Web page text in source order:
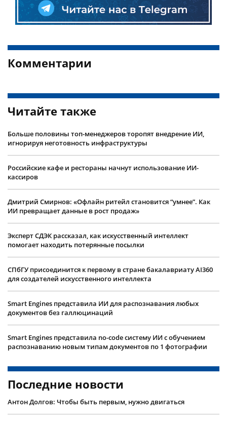
Комментарии
Читайте также
Больше половины топ-менеджеров торопят внедрение ИИ,
игнорируя неготовность инфраструктуры
Российские кафе и рестораны начнут использование ИИ-
кассиров
Дмитрий Смирнов: «Офлайн ритейл становится “умнее”. Как
ИИ превращает данные в рост продаж»
Эксперт СДЭК рассказал, как искусственный интеллект
помогает находить потерянные посылки
СПбГУ присоединится к первому в стране бакалавриату AI360
для создателей искусственного интеллекта
Smart Engines представила ИИ для распознавания любых
документов без галлюцинаций
Smart Engines представила no-code систему ИИ с обучением
распознаванию новым типам документов по 1 фотографии
Последние новости
Антон Долгов: Чтобы быть первым, нужно двигаться